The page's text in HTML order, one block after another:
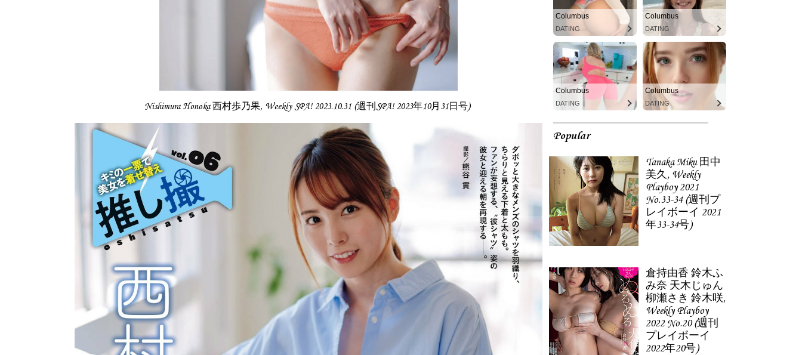
Nishimura Honoka 西村歩乃果, Weekly SPA! 2023.10.31 (週刊SPA! 2023年10月31日号)
Columbus
DATING
Columbus
DATING
Columbus
DATING
Columbus
DATING
Popular
Tanaka Miku 田中
美久, Weekly
Playboy 2021
No.33-34 (週刊プ
レイボーイ 2021
年33-34号)
倉持由香 鈴木ふ
み奈 天木じゅん
柳瀬さき 鈴木咲,
Weekly Playboy
2022 No.20 (週刊
プレイボーイ
2022年20号)